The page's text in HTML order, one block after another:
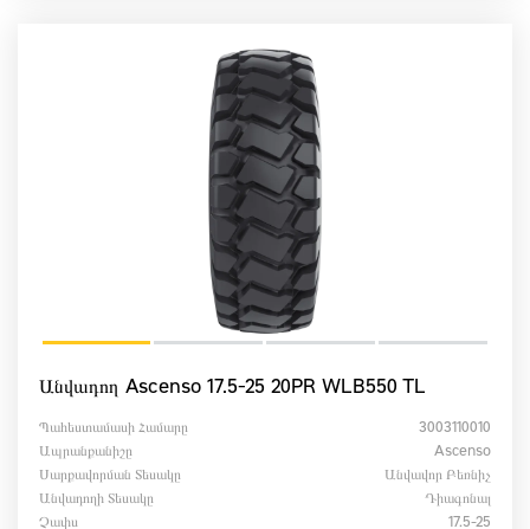
Անվադող Ascenso 17.5-25 20PR WLB550 TL
Պահեստամասի Համարը
3003110010
Ապրանքանիշը
Ascenso
Սարքավորման Տեսակը
Անվավոր Բեռնիչ
Անվադողի Տեսակը
Դիագոնալ
Չափս
17.5-25